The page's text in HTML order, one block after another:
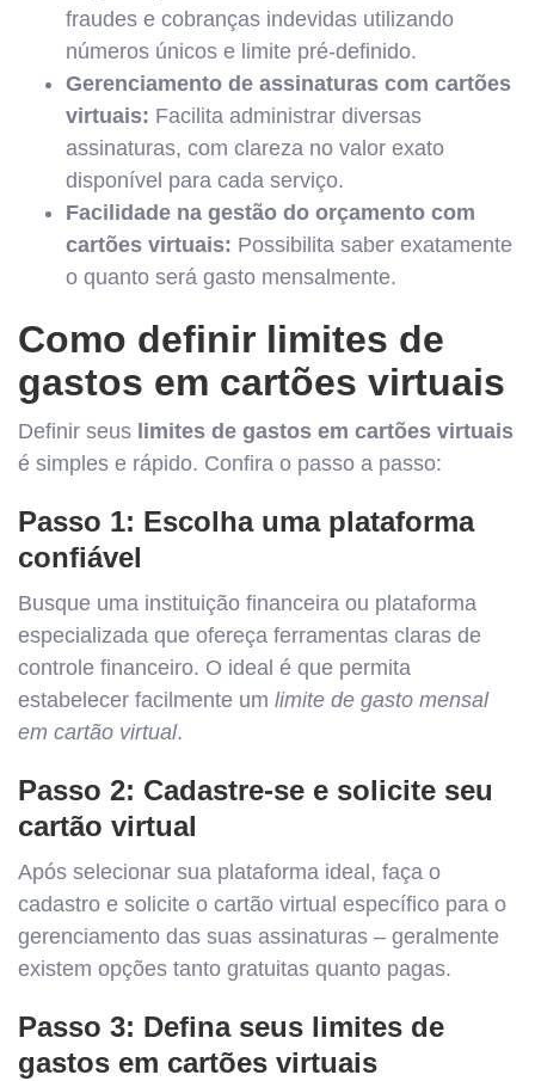
fraudes e cobranças indevidas utilizando
números únicos e limite pré-definido.
Gerenciamento de assinaturas com cartões
virtuais: Facilita administrar diversas
assinaturas, com clareza no valor exato
disponível para cada serviço.
Facilidade na gestão do orçamento com
cartões virtuais: Possibilita saber exatamente
o quanto será gasto mensalmente.
Como definir limites de
gastos em cartões virtuais
Definir seus limites de gastos em cartões virtuais
é simples e rápido. Confira o passo a passo:
Passo 1: Escolha uma plataforma
confiável
Busque uma instituição financeira ou plataforma
especializada que ofereça ferramentas claras de
controle financeiro. O ideal é que permita
estabelecer facilmente um limite de gasto mensal
em cartão virtual.
Passo 2: Cadastre-se e solicite seu
cartão virtual
Após selecionar sua plataforma ideal, faça o
cadastro e solicite o cartão virtual específico para o
gerenciamento das suas assinaturas – geralmente
existem opções tanto gratuitas quanto pagas.
Passo 3: Defina seus limites de
gastos em cartões virtuais